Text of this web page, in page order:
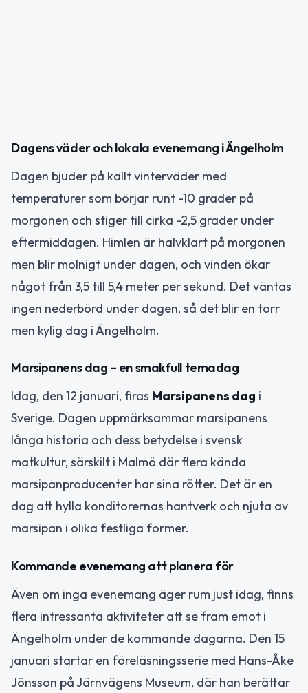
Dagens väder och lokala evenemang i Ängelholm
Dagen bjuder på kallt vinterväder med
temperaturer som börjar runt -10 grader på
morgonen och stiger till cirka -2,5 grader under
eftermiddagen. Himlen är halvklart på morgonen
men blir molnigt under dagen, och vinden ökar
något från 3,5 till 5,4 meter per sekund. Det väntas
ingen nederbörd under dagen, så det blir en torr
men kylig dag i Ängelholm.
Marsipanens dag – en smakfull temadag
Idag, den 12 januari, firas Marsipanens dag i
Sverige. Dagen uppmärksammar marsipanens
långa historia och dess betydelse i svensk
matkultur, särskilt i Malmö där flera kända
marsipanproducenter har sina rötter. Det är en
dag att hylla konditorernas hantverk och njuta av
marsipan i olika festliga former.
Kommande evenemang att planera för
Även om inga evenemang äger rum just idag, finns
flera intressanta aktiviteter att se fram emot i
Ängelholm under de kommande dagarna. Den 15
januari startar en föreläsningsserie med Hans-Åke
Jönsson på Järnvägens Museum, där han berättar